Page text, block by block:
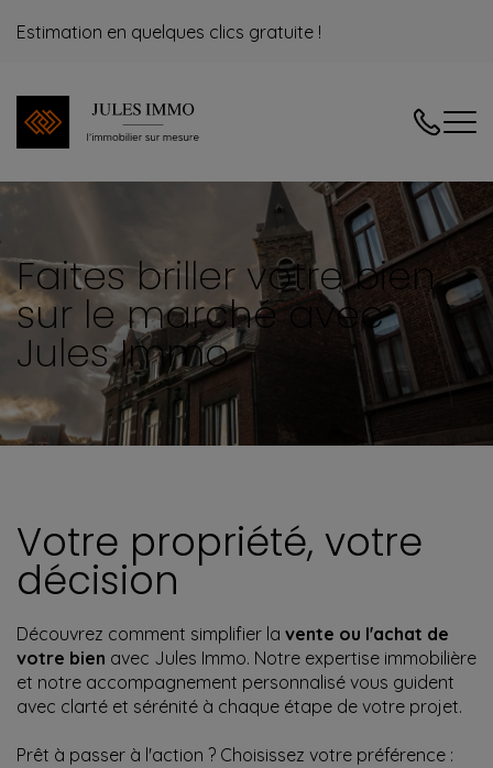
Estimation en quelques clics gratuite !
04/
Faites briller votre bien
sur le marché avec
Jules Immo
Votre propriété, votre
décision
Découvrez comment simplifier la vente ou l'achat de
votre bien avec Jules Immo. Notre expertise immobilière
et notre accompagnement personnalisé vous guident
avec clarté et sérénité à chaque étape de votre projet.
Prêt à passer à l'action ? Choisissez votre préférence :